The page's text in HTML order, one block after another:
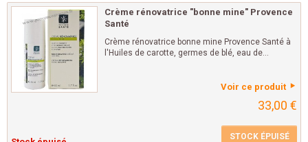
Crème rénovatrice "bonne mine" Provence
Santé
Crème rénovatrice bonne mine Provence Santé à
l'Huiles de carotte, germes de blé, eau de...
Voir ce produit
33,00 €
STOCK ÉPUISÉ